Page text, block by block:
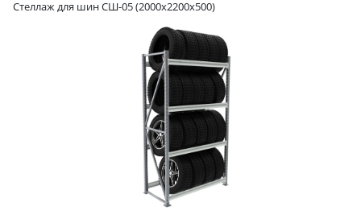
Стеллаж для шин СШ-05 (2000х2200х500)